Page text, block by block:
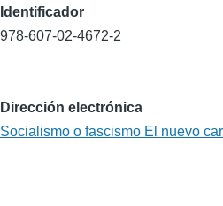
Identificador
978-607-02-4672-2
Dirección electrónica
Socialismo o fascismo El nuevo